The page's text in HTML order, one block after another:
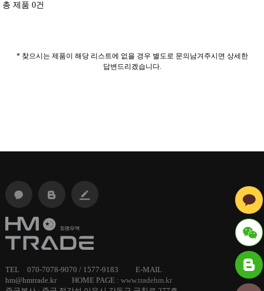
ID :
총 제품 0건
* 찾으시는 제품이 해당 리스트에 없을 경우 별도로 문의남겨주시면 상세한
답변드리겠습니다.
TEL 070-7078-9070 / 1577-9183 E-MAIL
hm@hmtrade.kr HOME PAGE : www.tradehm.kr